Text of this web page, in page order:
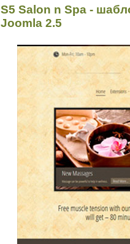
S5 Salon n Spa -
Joomla 2.5